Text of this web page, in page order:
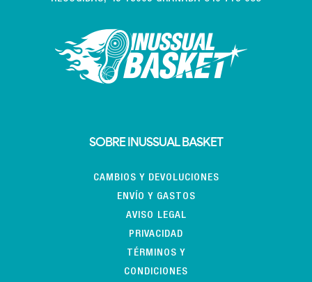
SOBRE INUSSUAL BASKET
CAMBIOS Y DEVOLUCIONES
ENVÍO Y GASTOS
AVISO LEGAL
PRIVACIDAD
TÉRMINOS Y
CONDICIONES